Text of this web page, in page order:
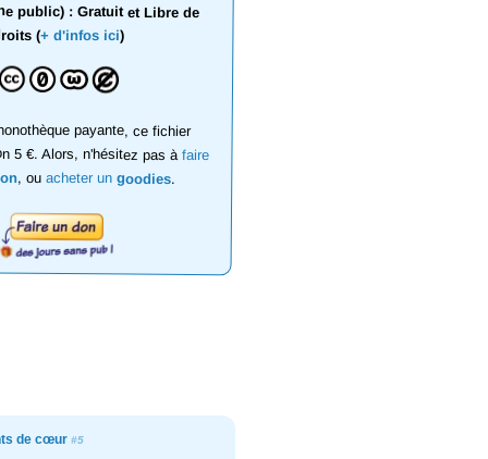
public) : Gratuit et Libre de
(+ d'infos ici)
payante, ce fichier
5 €. Alors, n'hésitez pas àfaire
, ouacheter ungoodies.
de cœur#5